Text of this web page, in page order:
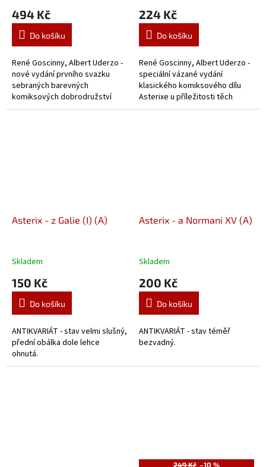
494 Kč
Do košíku
René Goscinny, Albert Uderzo -
nové vydání prvního svazku
sebraných barevných
komiksových dobrodružství
slavného Gala.
224 Kč
Do košíku
René Goscinny, Albert Uderzo -
speciální vázané vydání
klasického komiksového dílu
Asterixe u příležitosti těch
prapodivných pařížských her.
Asterix - z Galie (I) (A)
Skladem
150 Kč
Do košíku
ANTIKVARIÁT - stav velmi slušný,
přední obálka dole lehce
ohnutá.
Asterix - a Normani XV (A)
Skladem
200 Kč
Do košíku
ANTIKVARIÁT - stav téměř
bezvadný.
249 Kč –10 %